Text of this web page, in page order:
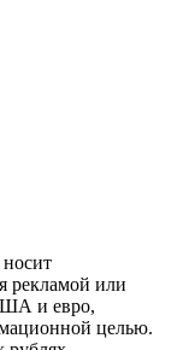
рекламой или
и евро,
целью.